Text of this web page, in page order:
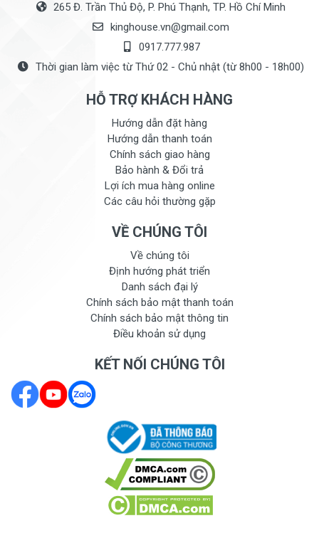
265 Đ. Trần Thủ Độ, P. Phú Thạnh, TP. Hồ Chí Minh
kinghouse.vn@gmail.com
0917.777.987
Thời gian làm việc từ Thứ 02 - Chủ nhật (từ 8h00 - 18h00)
HỖ TRỢ KHÁCH HÀNG
Hướng dẫn đặt hàng
Hướng dẫn thanh toán
Chính sách giao hàng
Bảo hành & Đổi trả
Lợi ích mua hàng online
Các câu hỏi thường gặp
VỀ CHÚNG TÔI
Về chúng tôi
Định hướng phát triển
Danh sách đại lý
Chính sách bảo mật thanh toán
Chính sách bảo mật thông tin
Điều khoản sử dụng
KẾT NỐI CHÚNG TÔI